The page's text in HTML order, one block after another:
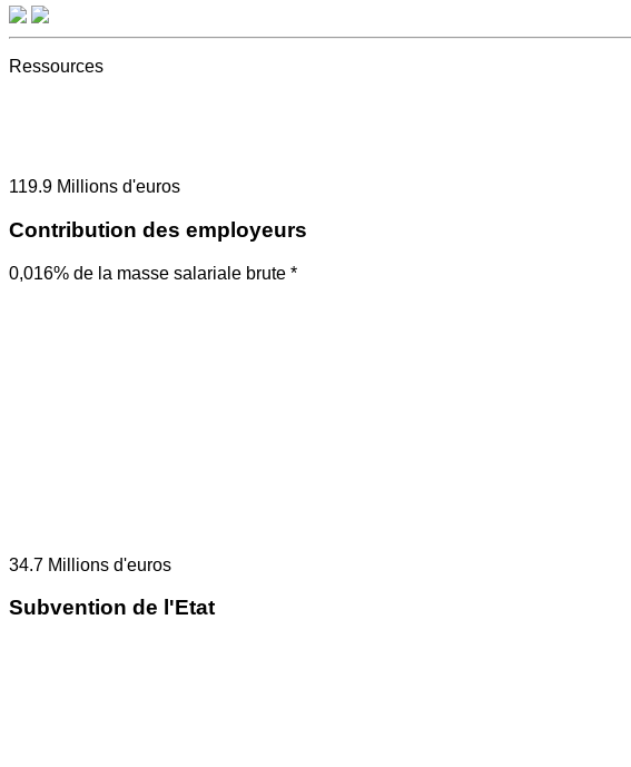
Ressources
119.9 Millions d'euros
Contribution des employeurs
0,016% de la masse salariale brute *
34.7 Millions d'euros
Subvention de l'Etat